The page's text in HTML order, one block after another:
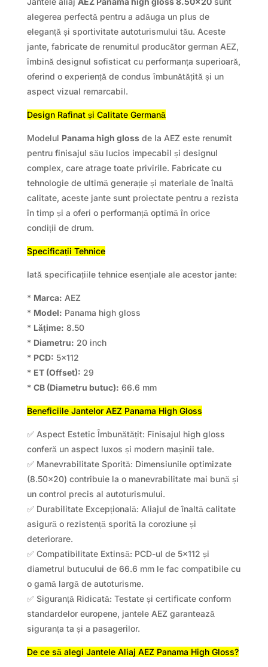
alegerea perfectă pentru a adăuga un plus de
eleganță și sportivitate autoturismului tău. Aceste
jante, fabricate de renumitul producător german AEZ,
îmbină designul sofisticat cu performanța superioară,
oferind o experiență de condus îmbunătățită și un
aspect vizual remarcabil.
Design Rafinat și Calitate Germană
Modelul Panama high glossde la AEZ este renumit
pentru finisajul său lucios impecabil și designul
complex, care atrage toate privirile. Fabricate cu
tehnologie de ultimă generație și materiale de înaltă
calitate, aceste jante sunt proiectate pentru a rezista
în timp și a oferi o performanță optimă în orice
condiții de drum.
Specificații Tehnice
Iată specificațiile tehnice esențiale ale acestor jante:
* Marca: AEZ
* Model: Panama high gloss
* Lățime: 8.50
* Diametru: 20 inch
* PCD: 5×112
* ET (Offset): 29
* CB (Diametru butuc): 66.6 mm
Beneficiile Jantelor AEZ Panama High Gloss
✅ Aspect Estetic Îmbunătățit: Finisajul high gloss
conferă un aspect luxos și modern mașinii tale.
✅ Manevrabilitate Sporită: Dimensiunile optimizate
(8.50×20) contribuie la o manevrabilitate mai bună și
un control precis al autoturismului.
✅ Durabilitate Excepțională: Aliajul de înaltă calitate
asigură o rezistență sporită la coroziune și
deteriorare.
✅ Compatibilitate Extinsă: PCD-ul de 5×112 și
diametrul butucului de 66.6 mm le fac compatibile cu
o gamă largă de autoturisme.
✅ Siguranță Ridicată: Testate și certificate conform
standardelor europene, jantele AEZ garantează
siguranța ta și a pasagerilor.
De ce să alegi Jantele Aliaj AEZ Panama High Gloss?